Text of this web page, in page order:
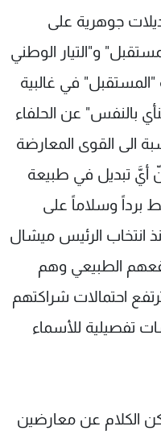
جوهرية على
و"التيار الوطني
في غالبية
بالنفس" عن الحلفاء
الى القوى المعارضة
أيَّ تبديل في طبيعة
برداً وسلاماً على
انتخاب الرئيس ميشال
الطبيعي وهم
احتمالات شراكتهم
تفصيلية للأسماء
الكلام عن معارضين